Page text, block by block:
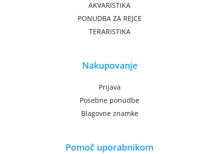
AKVARISTIKA
PONUDBA ZA REJCE
TERARISTIKA
Nakupovanje
Prijava
Posebne ponudbe
Blagovne znamke
Pomoč uporabnikom